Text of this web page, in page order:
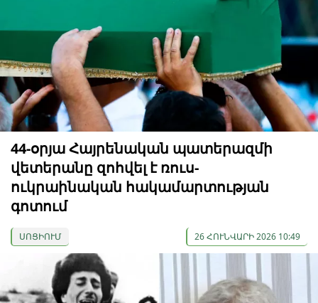
44-օրյա Հայրենական պատերազմի
վետերանը զոհվել է ռուս-
ուկրաինական հակամարտության
գոտում
ՍՈՑԻՈՒՄ 26 ՀՈՒՆՎԱՐԻ 2026 10:49